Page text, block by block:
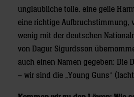
unglaubliche tolle, eine geile
eine richtige Aufbruchstimmung,
wenig mit der deutschen
von Dagur Sigurdsson
auch einen Namen gegeben: Die
– wir sind die „Young Guns“